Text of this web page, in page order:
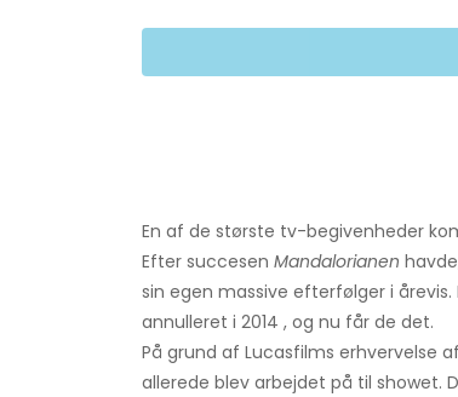
En af de største tv-begivenheder
Efter succesen Mandalorianen
sin egen massive efterfølger i
annulleret i 2014 , og nu får de det.
På grund af Lucasfilms erhvervelse
allerede blev arbejdet på til